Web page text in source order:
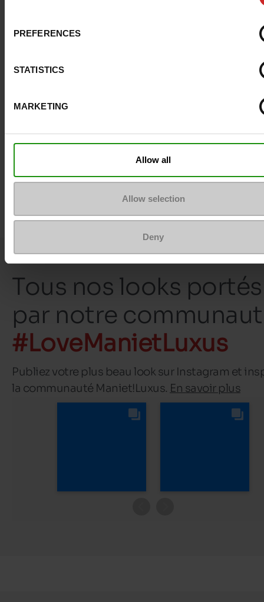
PREFERENCES
STATISTICS
MARKETING
Allow all
Allow selection
Deny
Conseil largeur
habituelle
Avis clients
Tous nos looks portés
par notre
#LoveManietLuxus
Publiez votre plus beau look sur Instagram et
la communauté Maniet!Luxus. En savoir plus